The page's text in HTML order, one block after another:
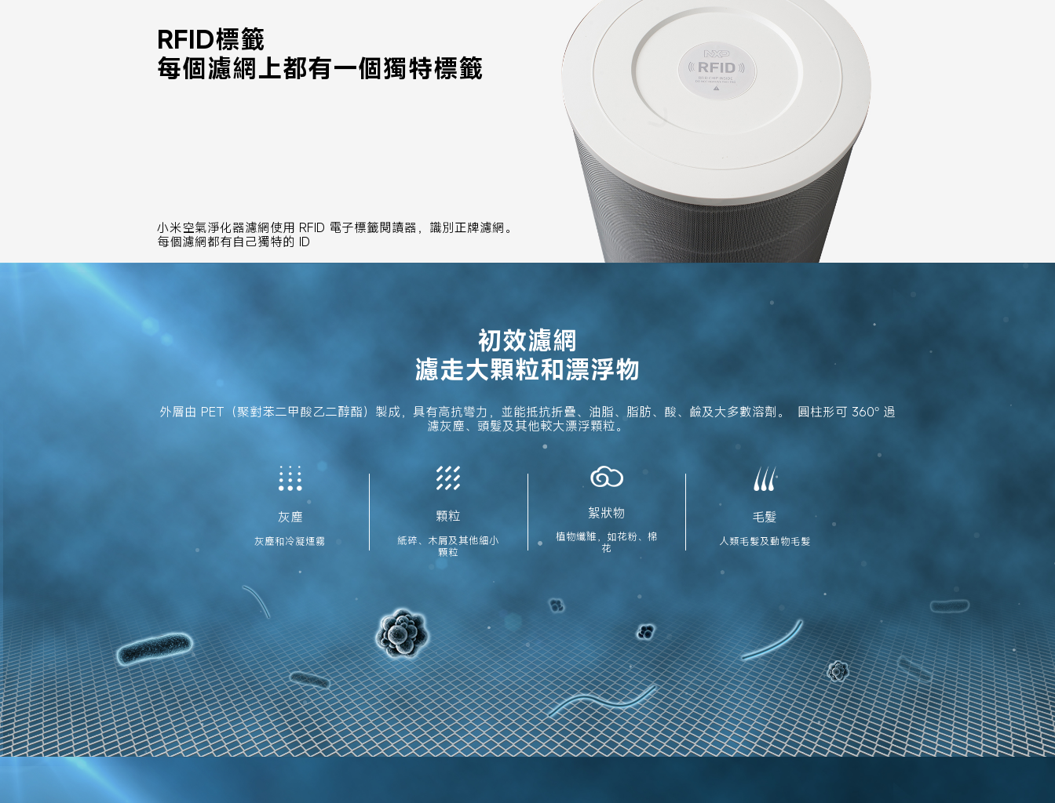
RFID標籤
每個濾網上都有一個獨特標籤
小米空氣淨化器濾網使用 RFID 電子標籤閱讀器，識別正牌濾網。
每個濾網都有自己獨特的 ID
初效濾網
濾走大顆粒和漂浮物
外層由 PET（聚對苯二甲酸乙二醇酯）製成，具有高抗彎力，並能抵抗折疊、油脂、脂肪、酸、鹼及大多數溶劑。  圓柱形可 360° 過
濾灰塵、頭髮及其他較大漂浮顆粒。
灰塵
灰塵和冷凝煙霧
顆粒
紙碎、木屑及其他細小
顆粒
絮狀物
植物纖維，如花粉、棉
花
毛髮
人類毛髮及動物毛髮